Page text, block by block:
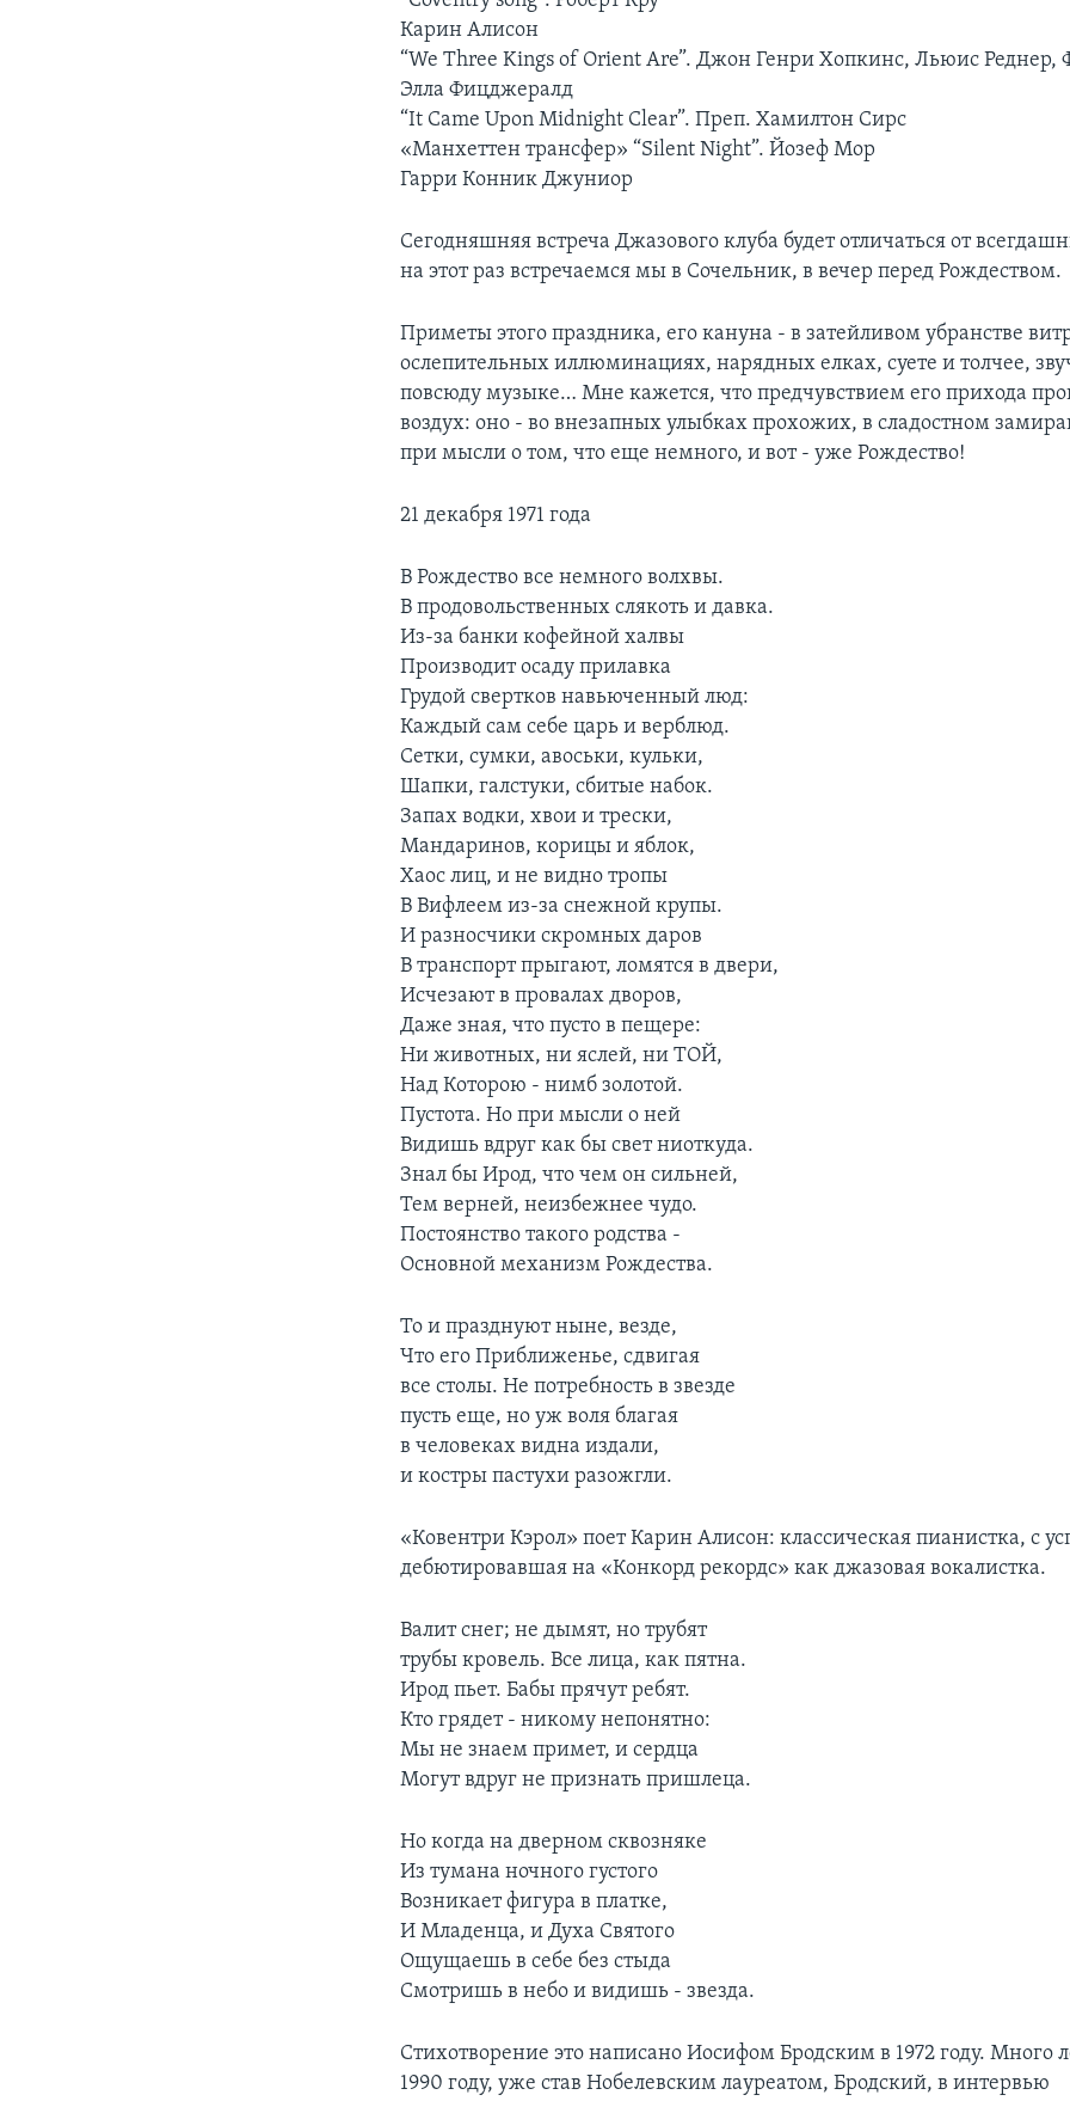
Карин Алисон
“We Three Kings of Orient Are”. Джон Генри Хопкинс, Льюис Реднер,
Элла Фицджералд
“It Came Upon Midnight Clear”. Преп. Хамилтон Сирс
«Манхеттен трансфер» “Silent Night”. Йозеф Мор
Гарри Конник Джуниор
Сегодняшняя встреча Джазового клуба будет отличаться от
на этот раз встречаемся мы в Сочельник, в вечер перед Рождеством.
Приметы этого праздника, его кануна - в затейливом убранстве
ослепительных иллюминациях, нарядных елках, суете и толчее,
повсюду музыке… Мне кажется, что предчувствием его прихода
воздух: оно - во внезапных улыбках прохожих, в сладостном
при мысли о том, что еще немного, и вот - уже Рождество!
21 декабря 1971 года
В Рождество все немного волхвы.
В продовольственных слякоть и давка.
Из-за банки кофейной халвы
Производит осаду прилавка
Грудой свертков навьюченный люд:
Каждый сам себе царь и верблюд.
Сетки, сумки, авоськи, кульки,
Шапки, галстуки, сбитые набок.
Запах водки, хвои и трески,
Мандаринов, корицы и яблок,
Хаос лиц, и не видно тропы
В Вифлеем из-за снежной крупы.
И разносчики скромных даров
В транспорт прыгают, ломятся в двери,
Исчезают в провалах дворов,
Даже зная, что пусто в пещере:
Ни животных, ни яслей, ни ТОЙ,
Над Которою - нимб золотой.
Пустота. Но при мысли о ней
Видишь вдруг как бы свет ниоткуда.
Знал бы Ирод, что чем он сильней,
Тем верней, неизбежнее чудо.
Постоянство такого родства -
Основной механизм Рождества.
То и празднуют ныне, везде,
Что его Приближенье, сдвигая
все столы. Не потребность в звезде
пусть еще, но уж воля благая
в человеках видна издали,
и костры пастухи разожгли.
«Ковентри Кэрол» поет Карин Алисон: классическая пианистка, с
дебютировавшая на «Конкорд рекордс» как джазовая вокалистка.
Валит снег; не дымят, но трубят
трубы кровель. Все лица, как пятна.
Ирод пьет. Бабы прячут ребят.
Кто грядет - никому непонятно:
Мы не знаем примет, и сердца
Могут вдруг не признать пришлеца.
Но когда на дверном сквозняке
Из тумана ночного густого
Возникает фигура в платке,
И Младенца, и Духа Святого
Ощущаешь в себе без стыда
Смотришь в небо и видишь - звезда.
Стихотворение это написано Иосифом Бродским в 1972 году. Много
1990 году, уже став Нобелевским лауреатом, Бродский, в интервью